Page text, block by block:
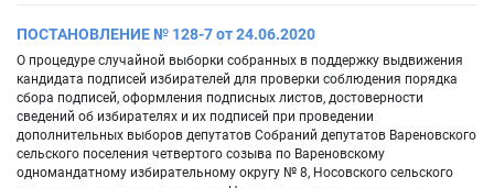
ПОСТАНОВЛЕНИЕ № 128-7 от 24.06.2020
О процедуре случайной выборки собранных в поддержку выдвижения
кандидата подписей избирателей для проверки соблюдения порядка
сбора подписей, оформления подписных листов, достоверности
сведений об избирателях и их подписей при проведении
дополнительных выборов депутатов Собраний депутатов Вареновского
сельского поселения четвертого созыва по Вареновскому
одномандатному избирательному округу № 8, Носовского сельского